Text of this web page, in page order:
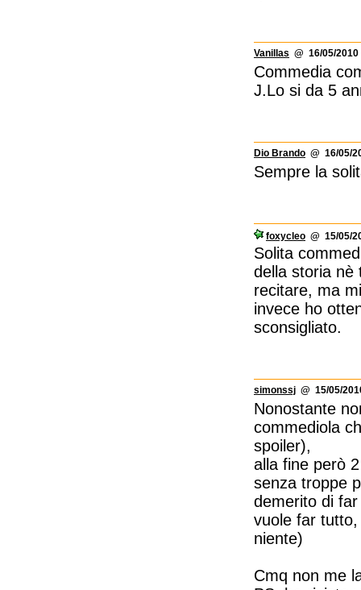
Vanillas @ 16/05/
Commedia
J.Lo si da 5
Dio Brando @ 16/05/
Sempre la
foxycleo @ 15/05/
Solita
della storia nè
recitare, ma
invece ho
sconsigliato.
simonssj @ 15/05/
Nonostante
commediola
spoiler),
alla fine però
senza troppe
demerito di
vuole far
niente)
Cmq non me